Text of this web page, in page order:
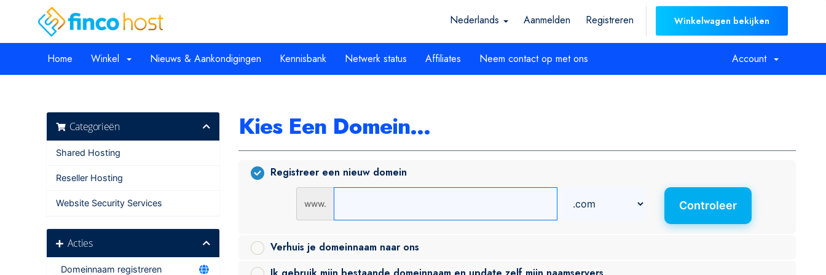
Nederlands Aanmelden Registreren Winkelwagen bekijken
Home Winkel Nieuws & Aankondigingen Kennisbank Netwerk status Affiliates Neem contact op met ons Account
Categorieën
Shared Hosting
Reseller Hosting
Website Security Services
Acties
Domeinnaam registreren
Kies Een Domein...
Registreer een nieuw domein
www. Controleer
Verhuis je domeinnaam naar ons